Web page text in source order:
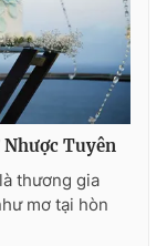
Việt
bằng AI
Tuyên
thương gia
mơ tại hòn